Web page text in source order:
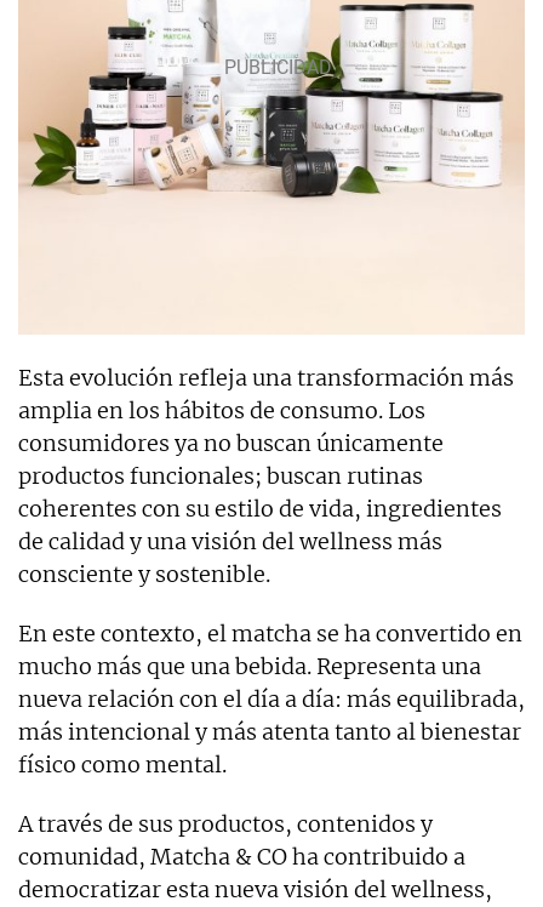
Esta evolución refleja una transformación más
amplia en los hábitos de consumo. Los
consumidores ya no buscan únicamente
productos funcionales; buscan rutinas
coherentes con su estilo de vida, ingredientes
de calidad y una visión del wellness más
consciente y sostenible.
En este contexto, el matcha se ha convertido en
mucho más que una bebida. Representa una
nueva relación con el día a día: más equilibrada,
más intencional y más atenta tanto al bienestar
físico como mental.
A través de sus productos, contenidos y
comunidad, Matcha & CO ha contribuido a
democratizar esta nueva visión del wellness,